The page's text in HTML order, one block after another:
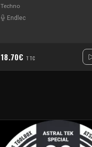
Techno
Endlec
18.70€ TTC